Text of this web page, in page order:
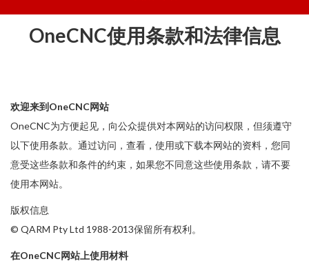
OneCNC使用条款和法律信息
欢迎来到OneCNC网站
OneCNC为方便起见，向公众提供对本网站的访问权限，但须遵守
以下使用条款。通过访问，查看，使用或下载本网站的资料，您同
意受这些条款和条件的约束，如果您不同意这些使用条款，请不要
使用本网站。
版权信息
© QARM Pty Ltd 1988-2013保留所有权利。
在OneCNC网站上使用材料